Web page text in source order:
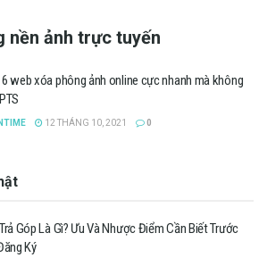
nền ảnh trực tuyến
6 web xóa phông ảnh online cực nhanh mà không
12 THÁNG 10, 2021 0
Góp Là Gì? Ưu Và Nhược Điểm Cần Biết Trước
Ký